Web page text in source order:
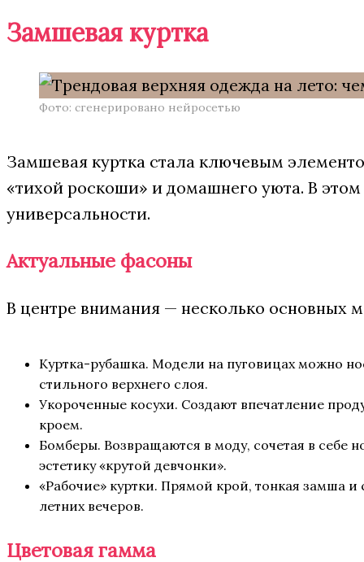
Замшевая куртка
Фото: сгенерировано нейросетью
Замшевая куртка стала ключевым
«тихой роскоши» и домашнего уюта. В
универсальности.
Актуальные фасоны
В центре внимания — несколько основных
Куртка-рубашка. Модели на пуговицах можно
стильного верхнего слоя.
Укороченные косухи. Создают впечатление
кроем.
Бомберы. Возвращаются в моду, сочетая в себе
эстетику «крутой девчонки».
«Рабочие» куртки. Прямой крой, тонкая замша
летних вечеров.
Цветовая гамма